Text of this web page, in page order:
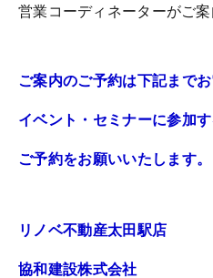
営業コーディネーターがご案
ご案内のご予約は下記まで
イベント・セミナーに参加
ご予約をお願いいたします。
リノベ不動産太田駅店
協和建設株式会社